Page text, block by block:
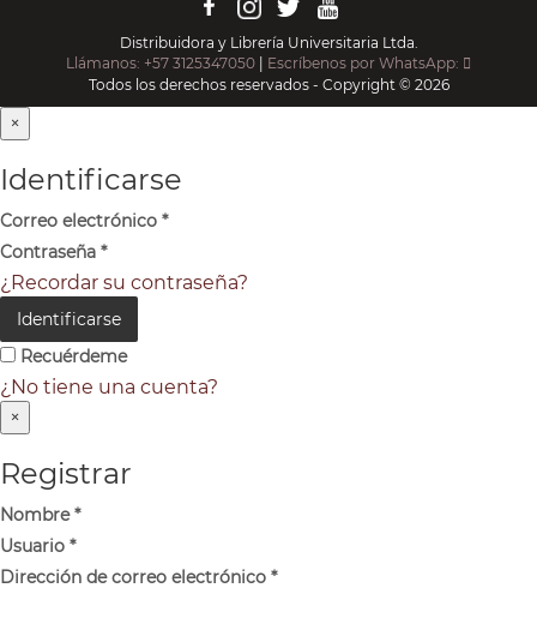
Distribuidora y Librería Universitaria Ltda.
Llámanos: +57 3125347050
Escríbenos por WhatsApp:
Todos los derechos reservados - Copyright © 2026
×
Identificarse
Correo electrónico *
Contraseña *
¿Recordar su contraseña?
Identificarse
Recuérdeme
¿No tiene una cuenta?
×
Registrar
Nombre*
Usuario *
Dirección de correo electrónico *